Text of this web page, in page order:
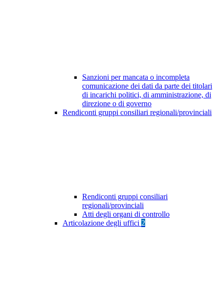
Sanzioni per mancata o incompleta
comunicazione dei dati da parte dei titolari
di incarichi politici, di amministrazione, di
direzione o di governo
Rendiconti gruppi consiliari regionali/provinciali
Rendiconti gruppi consiliari
regionali/provinciali
Atti degli organi di controllo
Articolazione degli uffici 2